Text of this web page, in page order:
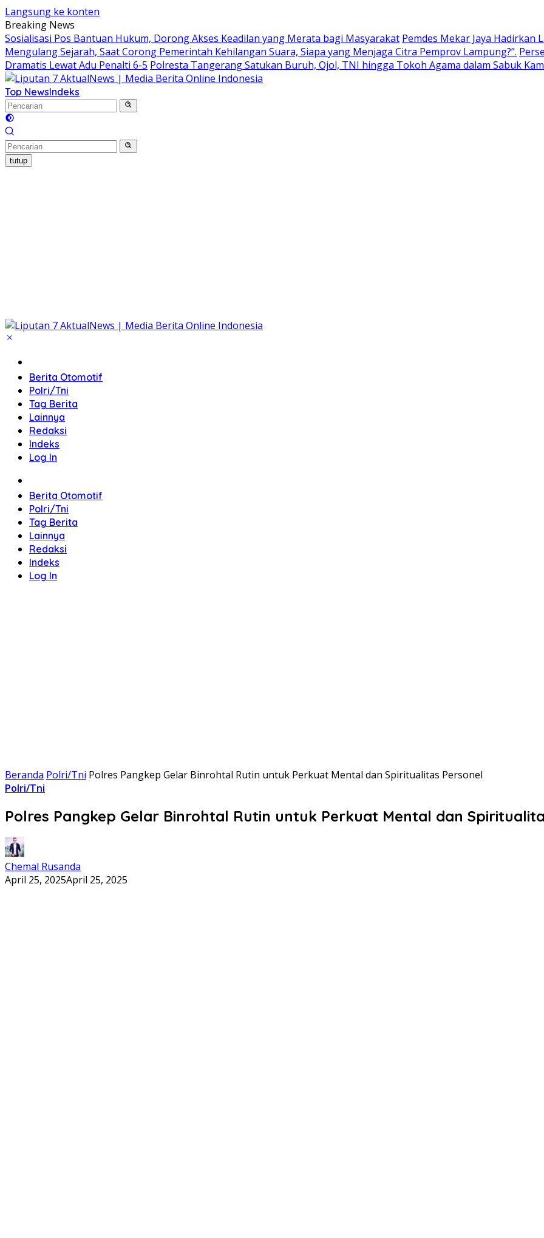
Langsung ke konten
Breaking News
Sosialisasi Pos Bantuan Hukum, Dorong Akses Keadilan yang Merata bagi Masyarakat Pemdes Mekar Jaya Hadirkan
Mengulang Sejarah, Saat Corong Pemerintah Kehilangan Suara, Siapa yang Menjaga Citra Pemprov Lampung?”.
Dramatis Lewat Adu Penalti 6-5 Polresta Tangerang Satukan Buruh, Ojol, TNI hingga Tokoh Agama dalam Sabuk
Top NewsIndeks
tutup
Berita Otomotif
Polri/Tni
Tag Berita
Lainnya
Redaksi
Indeks
Log In
Berita Otomotif
Polri/Tni
Tag Berita
Lainnya
Redaksi
Indeks
Log In
Beranda Polri/Tni Polres Pangkep Gelar Binrohtal Rutin untuk Perkuat Mental dan Spiritualitas Personel
Polri/Tni
Polres Pangkep Gelar Binrohtal Rutin untuk Perkuat Mental dan
Chemal Rusanda
April 25, 2025April 25, 2025